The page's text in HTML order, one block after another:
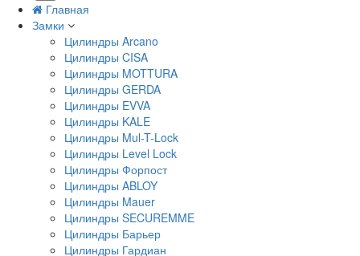
Главная
Замки
Цилиндры Arcano
Цилиндры CISA
Цилиндры MOTTURA
Цилиндры GERDA
Цилиндры EVVA
Цилиндры KALE
Цилиндры Mul-T-Lock
Цилиндры Level Lock
Цилиндры Форпост
Цилиндры ABLOY
Цилиндры Mauer
Цилиндры SECUREMME
Цилиндры Барьер
Цилиндры Гардиан